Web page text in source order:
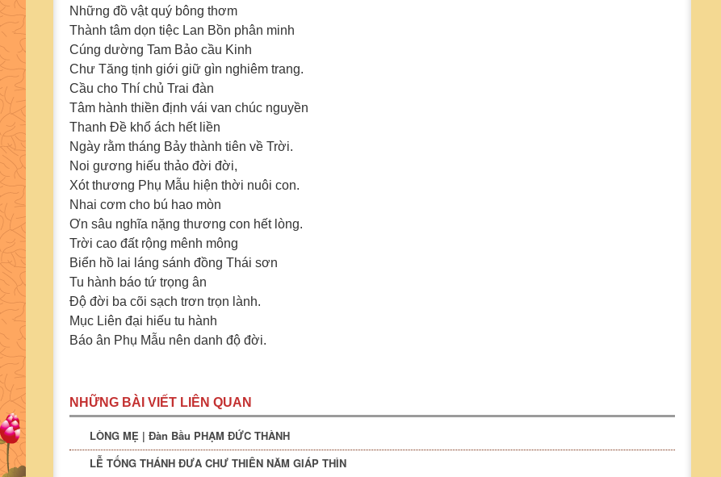
Những đồ vật quý bông thơm
Thành tâm dọn tiệc Lan Bồn phân minh
Cúng dường Tam Bảo cầu Kinh
Chư Tăng tịnh giới giữ gìn nghiêm trang.
Cầu cho Thí chủ Trai đàn
Tâm hành thiền định vái van chúc nguyền
Thanh Đề khổ ách hết liền
Ngày rằm tháng Bảy thành tiên về Trời.
Noi gương hiếu thảo đời đời,
Xót thương Phụ Mẫu hiện thời nuôi con.
Nhai cơm cho bú hao mòn
Ơn sâu nghĩa nặng thương con hết lòng.
Trời cao đất rộng mênh mông
Biển hồ lai láng sánh đồng Thái sơn
Tu hành báo tứ trọng ân
Độ đời ba cõi sạch trơn trọn lành.
Mục Liên đại hiếu tu hành
Báo ân Phụ Mẫu nên danh độ đời.
NHỮNG BÀI VIẾT LIÊN QUAN
LÒNG MẸ | Đàn Bầu PHẠM ĐỨC THÀNH
LỄ TỐNG THÁNH ĐƯA CHƯ THIÊN NĂM GIÁP THÌN